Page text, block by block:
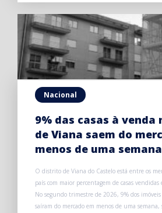
Nacional
9% das casas à
de Viana saem do
menos de uma semana
O distrito de Viana do Castelo está entre os
país com maior percentagem de casas vendidas
No segundo trimestre de 2026, 9% dos
saíram do mercado em menos de uma